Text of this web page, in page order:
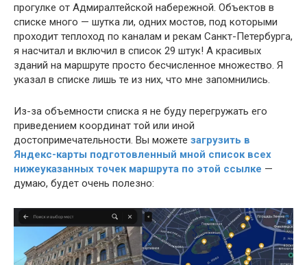
прогулке от Адмиралтейской набережной. Объектов в
списке много — шутка ли, одних мостов, под которыми
проходит теплоход по каналам и рекам Санкт-Петербурга,
я насчитал и включил в список 29 штук! А красивых
зданий на маршруте просто бесчисленное множество. Я
указал в списке лишь те из них, что мне запомнились.
Из-за объемности списка я не буду перегружать его
приведением координат той или иной
достопримечательности. Вы можете загрузить в
Яндекс-карты подготовленный мной список всех
нижеуказанных точек маршрута по этой ссылке —
думаю, будет очень полезно: